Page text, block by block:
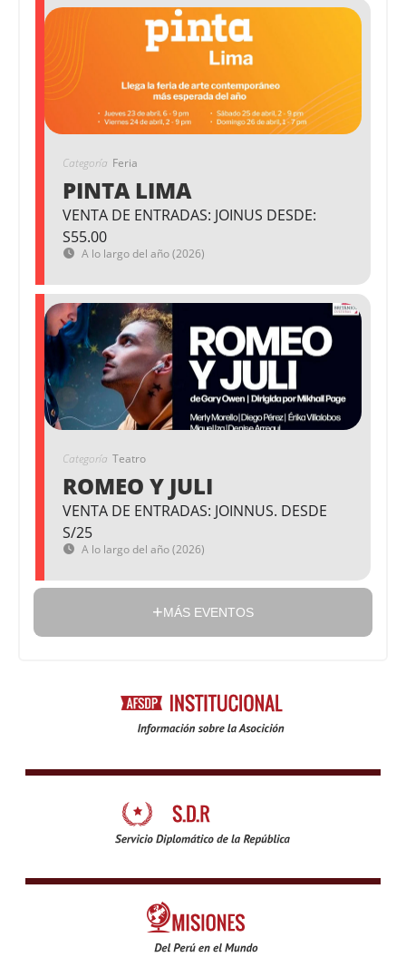
Categoría Feria
PINTA LIMA
VENTA DE ENTRADAS: JOINUS DESDE:
S55.00
A lo largo del año (2026)
Categoría Teatro
ROMEO Y JULI
VENTA DE ENTRADAS: JOINNUS. DESDE
S/25
A lo largo del año (2026)
MÁS EVENTOS